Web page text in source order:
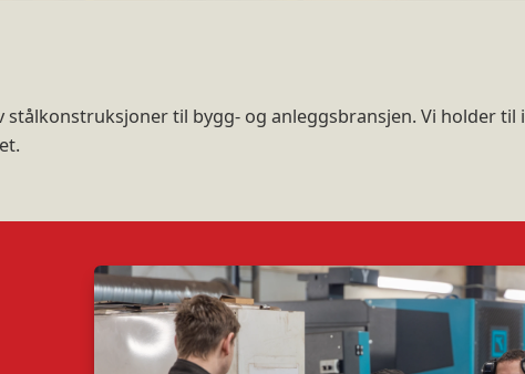
til bygg- og anleggsbransjen. Vi holder til i